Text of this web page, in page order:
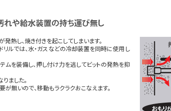
熱し、焼き付きを起こしてしまいます。
ルでは、水・ガスなどの冷却装置を同時に使用し
ムを装備し、押し付け力を逃してビットの発熱を抑
ました。
無いので、移動もラクラクおこなえます。